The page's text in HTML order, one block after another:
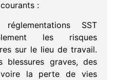
:
SST
les risques
sur le lieu de travail.
blessures graves, des
voire la perte de vies